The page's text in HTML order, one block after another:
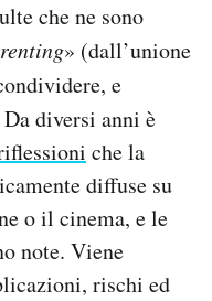
che ne sono
» (dall’unione
e
diversi anni è
che la
diffuse su
o il cinema, e le
note. Viene
rischi ed